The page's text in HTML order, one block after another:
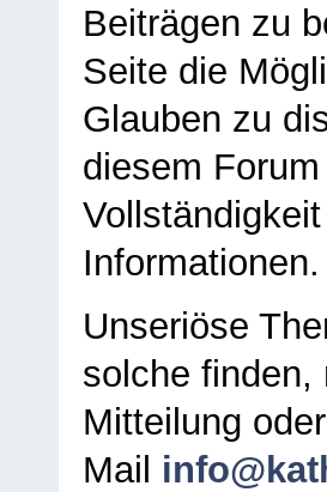
Beiträgen zu
Seite die
Glauben zu
diesem
Informationen.
Unseriöse
solche finden,
Mitteilung
Mail